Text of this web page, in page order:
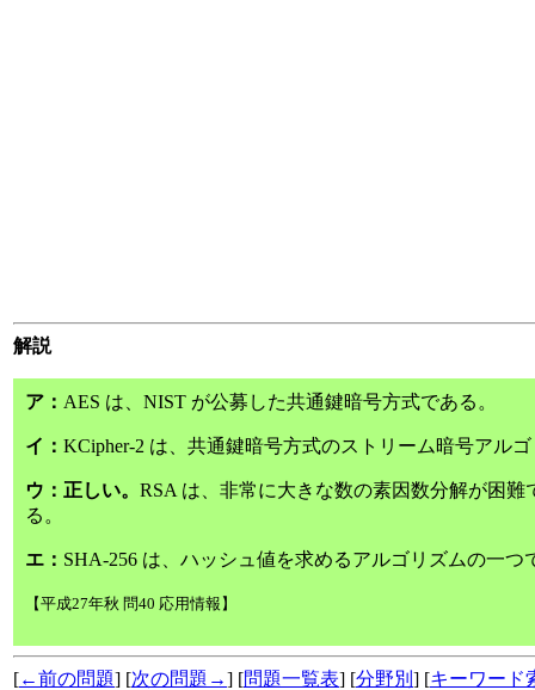
解説
ア： AES は、NIST が公募した共通鍵暗号方式である。
イ： KCipher-2 は、共通鍵暗号方式のストリーム暗号アル
ウ：正しい。 RSA は、非常に大きな数の素因数分解が困
る。
エ： SHA‐256 は、ハッシュ値を求めるアルゴリズムの一つ
【平成27年秋 問40 応用情報】
[←前の問題] [次の問題→] [問題一覧表] [分野別 ] [キーワード